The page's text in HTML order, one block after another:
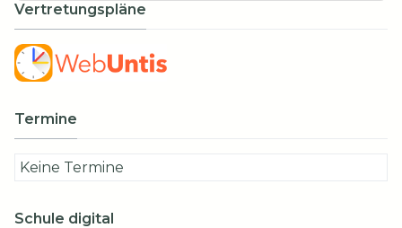
Vertretungspläne
Termine
Keine Termine
Schule digital